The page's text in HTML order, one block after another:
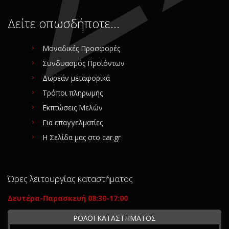
Δείτε οπωσδήποτε…
Μοναδικές Προσφορές
Συνδυασμός Προϊόντων
Δωρεάν μεταφορικά
Τρόποι πληρωμής
Εκπτώσεις Μελών
Για επαγγελματίες
Η Σελίδα μας στο car.gr
Ώρες λειτουργίας καταστήματος
Δευτέρα-Παρασκευή 08:30-17:00
ΡΟΛΟΪ ΚΑΤΑΣΤΗΜΑΤΟΣ